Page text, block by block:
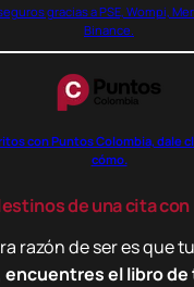
gracias a PSE, Wompi,
Binance.
con Puntos Colombia, dale
cómo.
de una cita
razón de ser es que
encuentres el libro de